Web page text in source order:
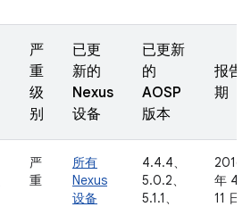
严
重
级
别
已更
新的
Nexus
设备
已更新
的
AOSP
版本
报告
期
严
重
所有
Nexus
设备
4.4.4、
5.0.2、
5.1.1、
2016
年 4
11 日